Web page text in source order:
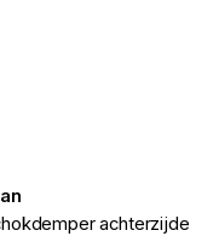
achterzijde